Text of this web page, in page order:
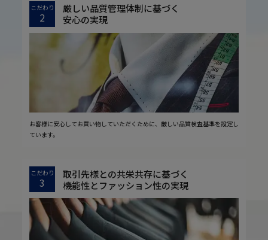
こだわり
2
厳しい品質管理体制に基づく
安心の実現
お客様に安心してお買い物していただくために、厳しい品質検査基準を設定し
ています。
こだわり
3
取引先様との共栄共存に基づく
機能性とファッション性の実現